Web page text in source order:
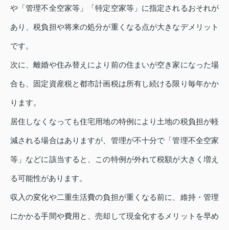
や「管理不全空家等」「特定空家等」に指定されるおそれが
あり、税負担や将来の処分が重くなる点が大きなデメリット
です。
次に、離婚や住み替えにより前の住まいが空き家になった場
合も、固定資産税と都市計画税は所有し続ける限り毎年かか
ります。
居住しなくなっても住宅用地の特例により土地の税負担が軽
減される場合はありますが、管理が不十分で「管理不全空家
等」などに該当すると、この特例が外れて税額が大きく増え
る可能性があります。
収入の変化や二重生活費の負担が重くなる前に、維持・管理
にかかる手間や費用と、売却して現金化するメリットを早め